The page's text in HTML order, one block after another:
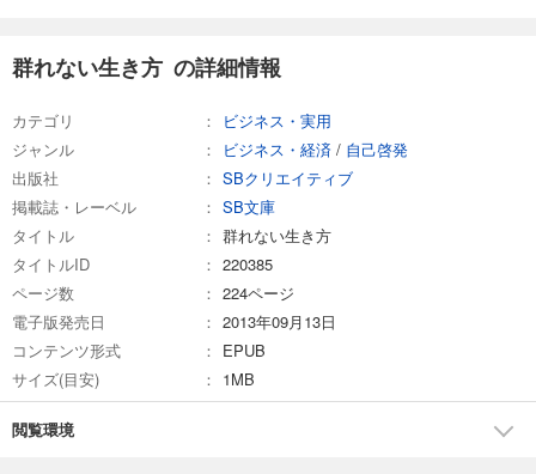
群れない生き方 の詳細情報
カテゴリ
ビジネス・実用
ジャンル
ビジネス・経済 / 自己啓発
出版社
SBクリエイティブ
掲載誌・レーベル
SB文庫
タイトル
群れない生き方
タイトルID
220385
ページ数
224ページ
電子版発売日
2013年09月13日
コンテンツ形式
EPUB
サイズ(目安)
1MB
閲覧環境